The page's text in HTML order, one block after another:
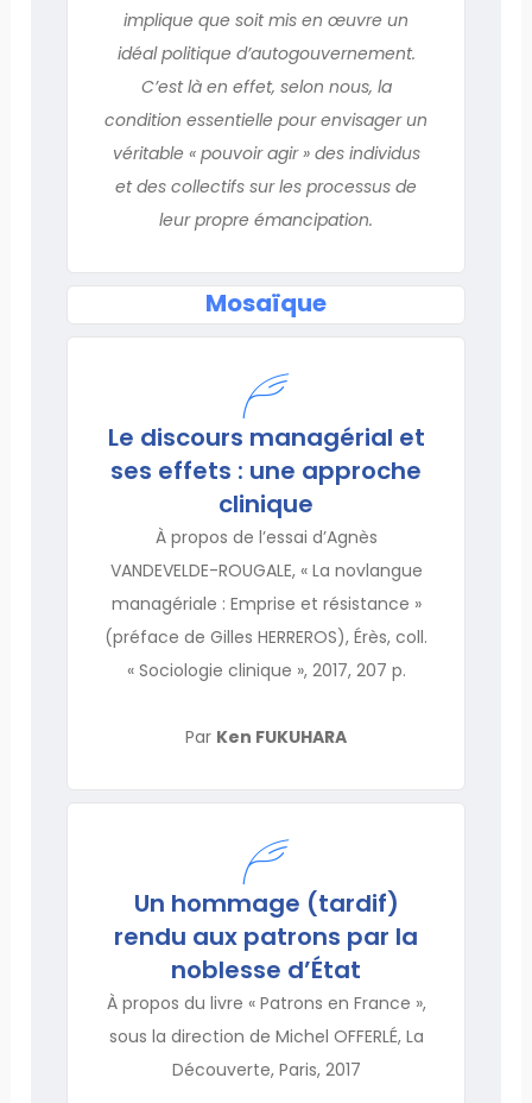
implique que soit mis en œuvre un
idéal politique d’autogouvernement.
C’est là en effet, selon nous, la
condition essentielle pour envisager un
véritable « pouvoir agir » des individus
et des collectifs sur les processus de
leur propre émancipation.
Mosaïque
Le discours managérial et
ses effets : une approche
clinique
À propos de l’essai d’Agnès
VANDEVELDE-ROUGALE, « La novlangue
managériale : Emprise et résistance »
(préface de Gilles HERREROS), Érès, coll.
« Sociologie clinique », 2017, 207 p.
Par Ken FUKUHARA
Un hommage (tardif)
rendu aux patrons par la
noblesse d’État
À propos du livre « Patrons en France »,
sous la direction de Michel OFFERLÉ, La
Découverte, Paris, 2017